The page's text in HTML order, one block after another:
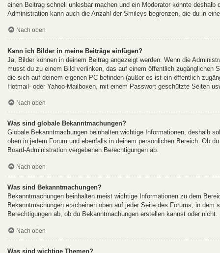
einen Beitrag schnell unlesbar machen und ein Moderator könnte
Administration kann auch die Anzahl der Smileys begrenzen, die du in
Nach oben
Kann ich Bilder in meine Beiträge einfügen?
Ja, Bilder können in deinem Beitrag angezeigt werden. Wenn die
musst du zu einem Bild verlinken, das auf einem öffentlich zugänglichen
die sich auf deinem eigenen PC befinden (außer es ist ein öffentlich
Hotmail- oder Yahoo-Mailboxen, mit einem Passwort geschützte Seiten
Nach oben
Was sind globale Bekanntmachungen?
Globale Bekanntmachungen beinhalten wichtige Informationen, deshalb
oben in jedem Forum und ebenfalls in deinem persönlichen Bereich. Ob
Board-Administration vergebenen Berechtigungen ab.
Nach oben
Was sind Bekanntmachungen?
Bekanntmachungen beinhalten meist wichtige Informationen zu dem
Bekanntmachungen erscheinen oben auf jeder Seite des Forums, in
Berechtigungen ab, ob du Bekanntmachungen erstellen kannst oder
Nach oben
Was sind wichtige Themen?